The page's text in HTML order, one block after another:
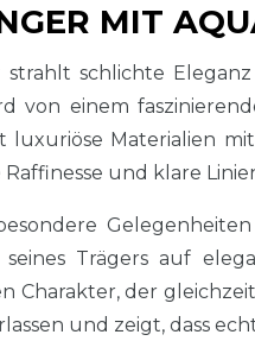
MIT
strahlt schlichte
von einem
luxuriöse Materialien
und klare
Trägers auf
Charakter, der
und zeigt, dass